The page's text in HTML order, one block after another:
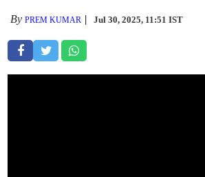
ByPREM KUMAR Jul 30, 2025, 11:51 IST